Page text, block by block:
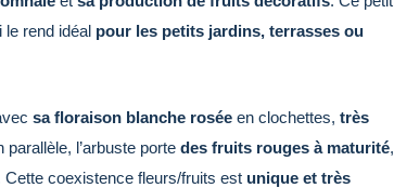
le rend idéal pour les petits jardins, terrasses ou
sa floraison blanche rosée en clochettes, très
parallèle, l’arbuste porte des fruits rouges à maturité,
Cette coexistence fleurs/fruits est unique et très